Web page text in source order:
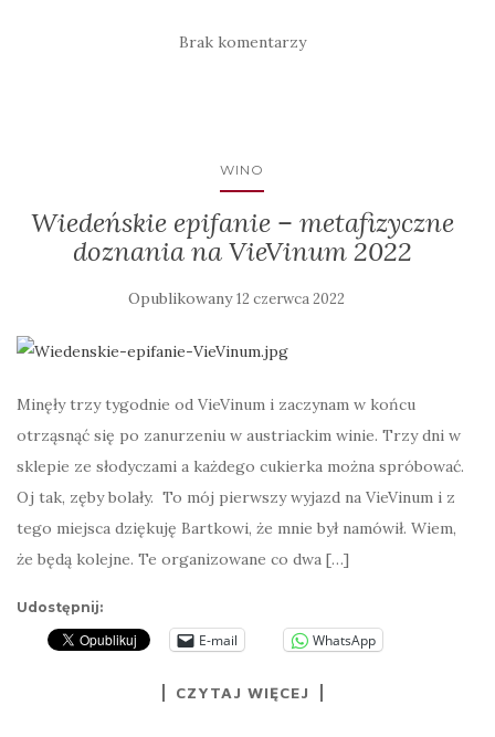
Brak komentarzy
WINO
Wiedeńskie epifanie – metafizyczne
doznania na VieVinum 2022
Opublikowany12 czerwca 2022
Minęły trzy tygodnie od VieVinum i zaczynam w końcu
otrząsnąć się po zanurzeniu w austriackim winie. Trzy dni w
sklepie ze słodyczami a każdego cukierka można spróbować.
Oj tak, zęby bolały. To mój pierwszy wyjazd na VieVinum i z
tego miejsca dziękuję Bartkowi, że mnie był namówił. Wiem,
że będą kolejne. Te organizowane co dwa […]
Udostępnij:
E-mail WhatsApp
CZYTAJ WIĘCEJ